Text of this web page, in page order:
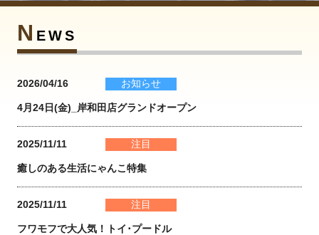
//-->
N EWS
2026/04/16 お知らせ
4月24日(金)_岸和田店グランドオープン
2025/11/11 注目
癒しのある生活にゃんこ特集
2025/11/11 注目
フワモフで大人気！トイ･プードル